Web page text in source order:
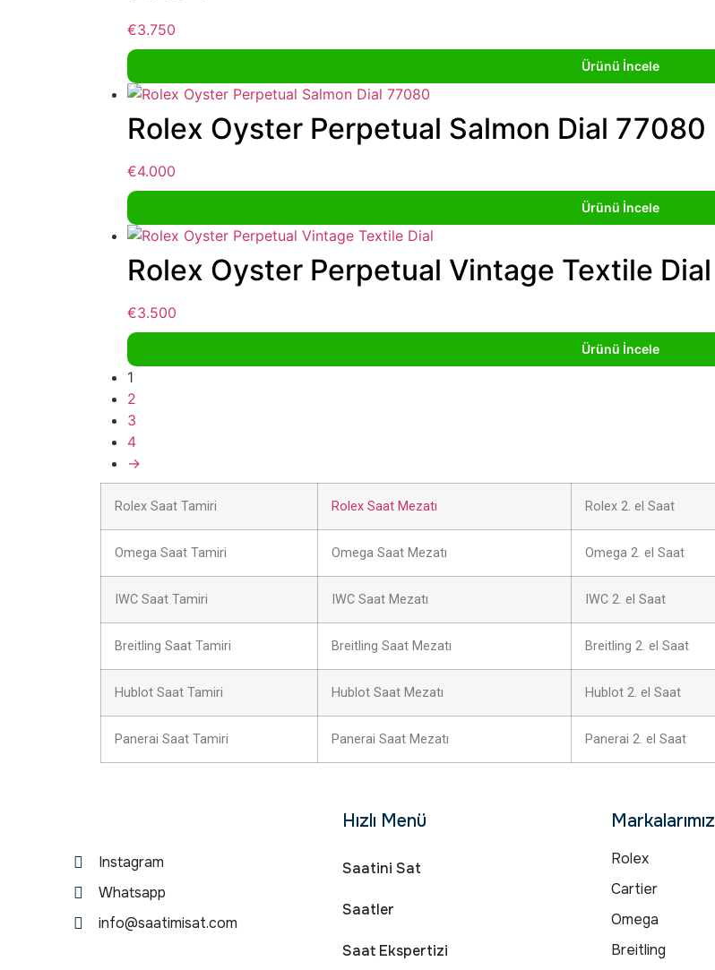
€3.750
Ürünü İncele
Rolex Oyster Perpetual Salmon Dial 77080
€4.000
Ürünü İncele
Rolex Oyster Perpetual Vintage Textile Dial
€3.500
Ürünü İncele
1
2
3
4
→
Rolex Saat Tamiri Rolex Saat Mezatı Rolex 2. el Saat
Omega Saat Tamiri Omega Saat Mezatı Omega 2. el Saat
IWC Saat Tamiri IWC Saat Mezatı IWC 2. el Saat
Breitling Saat Tamiri Breitling Saat Mezatı Breitling 2. el Saat
Hublot Saat Tamiri Hublot Saat Mezatı Hublot 2. el Saat
Panerai Saat Tamiri Panerai Saat Mezatı Panerai 2. el Saat
Instagram
Whatsapp
info@saatimisat.com
Hızlı Menü
Saatini Sat
Saatler
Saat Ekspertizi
Markalarımız
Rolex
Cartier
Omega
Breitling